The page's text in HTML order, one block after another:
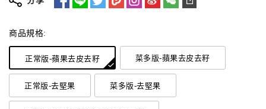
√蘋果去皮去籽 (其他水果依原本處理方式出貨)
√蘋果去皮去籽+去掉堅果
商品規格:
正常版-蘋果去皮去籽 菜多版-蘋果去皮去籽
正常版-去堅果 菜多版-去堅果